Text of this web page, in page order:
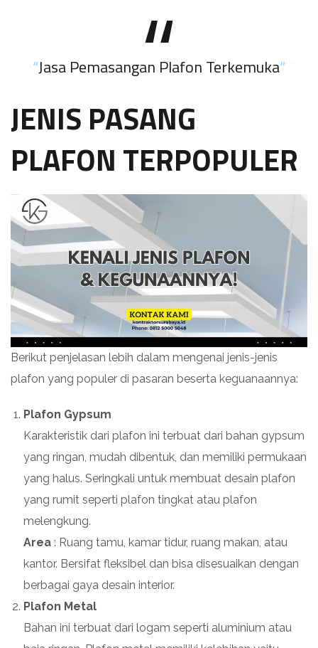
“Jasa Pemasangan Plafon Terkemuka“
JENIS PASANG
PLAFON TERPOPULER
Berikut penjelasan lebih dalam mengenai jenis-jenis
plafon yang populer di pasaran beserta keguanaannya:
Plafon Gypsum
Karakteristik dari plafon ini terbuat dari bahan gypsum
yang ringan, mudah dibentuk, dan memiliki permukaan
yang halus. Seringkali untuk membuat desain plafon
yang rumit seperti plafon tingkat atau plafon
melengkung.
Area : Ruang tamu, kamar tidur, ruang makan, atau
kantor. Bersifat fleksibel dan bisa disesuaikan dengan
berbagai gaya desain interior.
Plafon Metal
Bahan ini terbuat dari logam seperti aluminium atau